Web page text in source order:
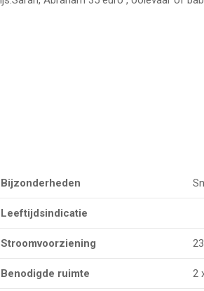
Bijzonderheden
Leeftijdsindicatie
Stroomvoorziening
Benodigde ruimte 2